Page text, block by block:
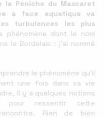
la Péniche du Mascaret
à face aquatique va
turbulences les plus
phénomène dont le nom
le Bordelais : j’ai nommé
le phénomène qu’il
une fois dans sa vie
Il y a quelques notions
pour ressentir cette
Rien de bien